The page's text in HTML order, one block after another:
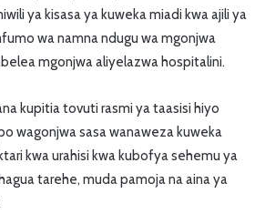
ya kisasa ya kuweka miadi kwa ajili ya
wa namna ndugu wa mgonjwa
mgonjwa aliyelazwa hospitalini.
kupitia tovuti rasmi ya taasisi hiyo
wagonjwa sasa wanaweza kuweka
kwa urahisi kwa kubofya sehemu ya
tarehe, muda pamoja na aina ya